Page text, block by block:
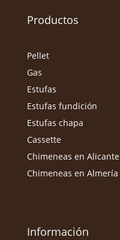
Productos
Pellet
Gas
Estufas
Estufas fundición
Estufas chapa
Cassette
Chimeneas en Alicante
Chimeneas en Almería
Información